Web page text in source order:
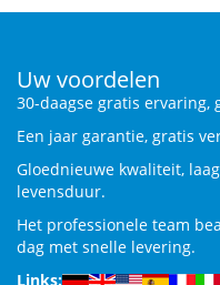
Uw voordelen
30-daagse gratis ervaring,
Een jaar garantie, gratis
Gloednieuwe kwaliteit,
levensduur.
Het professionele team
dag met snelle levering.
Links: